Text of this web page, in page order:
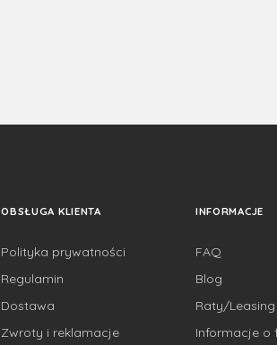
OBSŁUGA KLIENTA
Polityka prywatności
Regulamin
Dostawa
Zwroty i reklamacje
INFORMACJE
FAQ
Blog
Raty/Leasing
Informacje o